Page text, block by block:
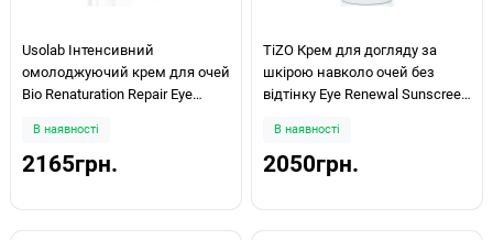
Usolab Інтенсивний
омолоджуючий крем для очей
Bio Renaturation Repair Eye
В наявності
2165грн.
TiZO Крем для догляду за
шкірою навколо очей без
відтінку Eye Renewal Sunscreen
В наявності
2050грн.